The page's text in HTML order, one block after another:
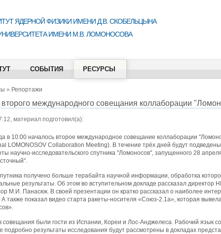
ЯДЕРНОЙ ФИЗИКИ ИМЕНИ Д.В. СКОБЕЛЬЦЫНА
ИМЕНИ М.В. ЛОМОНОСОВА
СОБЫТИЯ РЕСУРСЫ
» Репортажи
международного совещания коллаборации
материал подготовил(а):
в 10:00 началось второе международное совещание коллаборации
LOMONOSOV Collaboration Meeting). В течение трёх дней будут подведены
научно-исследовательского спутника "Ломоносов", запущенного 28
получено больше терабайта научной информации, обработка
результаты. Об этом во вступительном докладе рассказал
М.И. Панасюк. В своей презентации он кратко рассказал о наиболее
также показал видео старта ракеты-носителя «Союз-2.1а», которая
совещания были гости из Испании, Кореи и Лос-Анджелеса. Рабочий язык
подробно результаты исследования будут рассмотрены в докладах